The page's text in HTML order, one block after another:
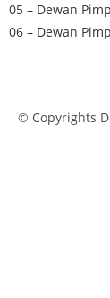
05 – Dewan
06 – Dewan
© Copyrights